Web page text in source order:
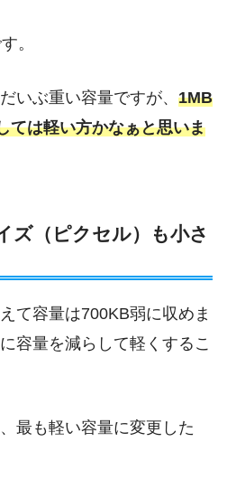
。
いぶ重い容量ですが、 1MB
ては軽い方かなぁと思いま
ズ（ピクセル）も小さ
て容量は700KB弱に収めま
容量を減らして軽くするこ
最も軽い容量に変更した